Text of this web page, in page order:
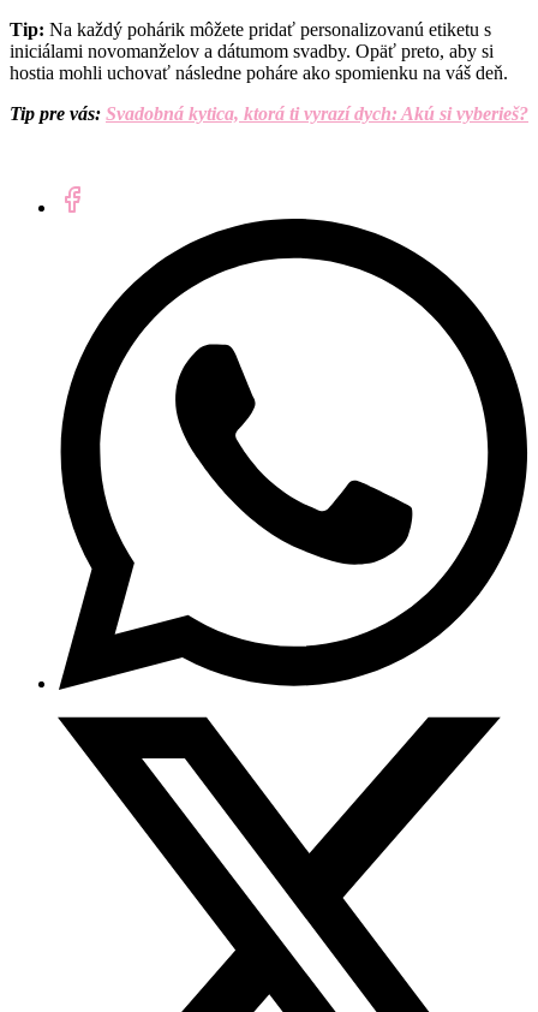
Tip: Na každý pohárik môžete pridať personalizovanú etiketu s
iniciálami novomanželov a dátumom svadby. Opäť preto, aby si
hostia mohli uchovať následne poháre ako spomienku na váš deň.
Tip pre vás: Svadobná kytica, ktorá ti vyrazí dych: Akú si vyberieš?